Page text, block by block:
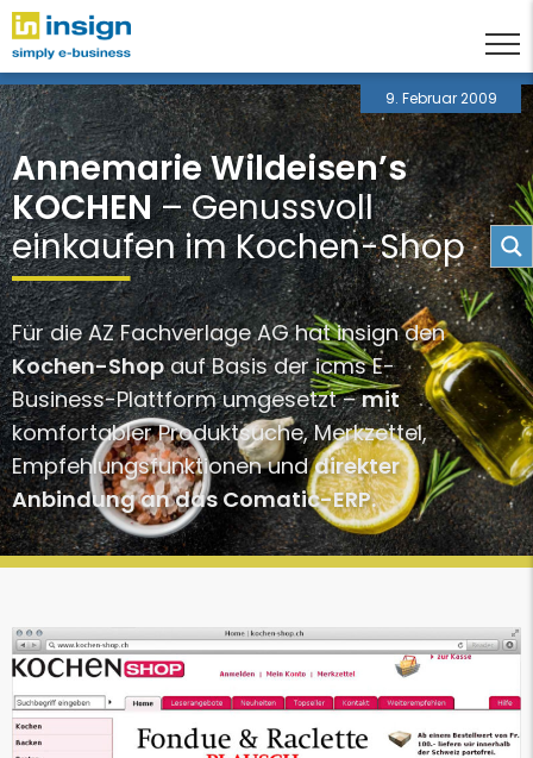
9. Februar 2009
Annemarie Wildeisen’s
KOCHEN– Genussvoll
einkaufen im Kochen-Shop
Für die AZ Fachverlage AG hat insign den
Kochen-Shopauf Basis der icms E-
Business-Plattform umgesetzt –mit
komfortabler Produktsuche, Merkzettel,
Empfehlungsfunktionen unddirekter
Anbindung an das Comatic-ERP.